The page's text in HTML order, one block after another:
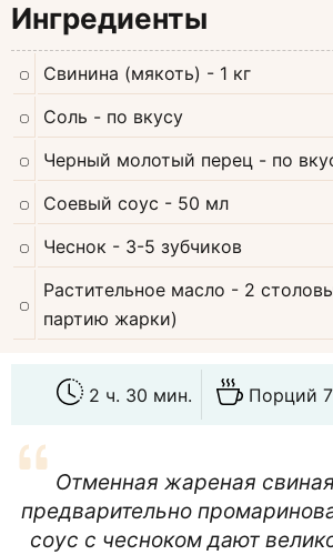
Ингредиенты
Свинина (мякоть) - 1 кг
Соль - по вкусу
Черный молотый перец - по
Соевый соус - 50 мл
Чеснок - 3-5 зубчиков
Растительное масло - 2
партию жарки)
2 ч. 30 мин. Порций 7
Отменная жареная
предварительно
соус с чесноком дают